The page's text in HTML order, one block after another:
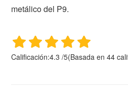
metálico del P9.
Calificación:4.3 /5(Basada en44